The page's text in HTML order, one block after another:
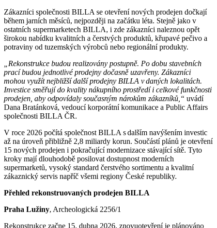
Zákazníci společnosti BILLA se otevření nových prodejen dočkají
během jarních měsíců, nejpozději na začátku léta. Stejně jako v
ostatních supermarketech BILLA, i zde zákazníci naleznou opět
širokou nabídku kvalitních a čerstvých produktů, křupavé pečivo a
potraviny od tuzemských výrobců nebo regionální produkty.
„Rekonstrukce budou realizovány postupně. Po dobu stavebních
prací budou jednotlivé prodejny dočasně uzavřeny. Zákazníci
mohou využít nejbližší další prodejny BILLA v daných lokalitách.
Investice směřují do kvality nákupního prostředí i celkové funkčnosti
prodejen, aby odpovídaly současným nárokům zákazníků,“ uvádí
Dana Bratánková, vedoucí korporátní komunikace a Public Affairs
společnosti BILLA ČR.
V roce 2026 počítá společnost BILLA s dalším navýšením investic
až na úroveň přibližně 2,8 miliardy korun. Součástí plánů je otevření
15 nových prodejen i pokračující modernizace stávající sítě. Tyto
kroky mají dlouhodobě posilovat dostupnost moderních
supermarketů, vysoký standard čerstvého sortimentu a kvalitní
zákaznický servis napříč všemi regiony České republiky.
Přehled rekonstruovaných prodejen BILLA
Praha Lužiny, Archeologická 2256/1
Rekonstrukce začne 15. dubna 2026, znovuotevření je plánováno